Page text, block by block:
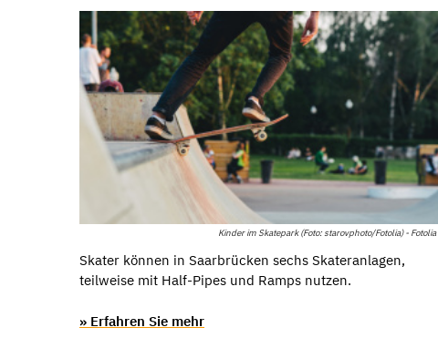
Kinder im Skatepark (Foto: starovphoto/Fotolia) - Fotolia
Skater können in Saarbrücken sechs Skateranlagen,
teilweise mit Half-Pipes und Ramps nutzen.
» Erfahren Sie mehr